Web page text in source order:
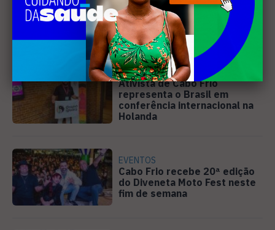
audiência pública para
discutir atuação e serviços
da Prolagos
DIREITOS HUMANOS
Ativista de Cabo Frio
representa o Brasil em
conferência internacional na
Holanda
EVENTOS
Cabo Frio recebe 20ª edição
do Diveneta Moto Fest neste
fim de semana